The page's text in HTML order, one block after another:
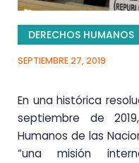
DERECHOS HUMANOS
SEPTIEMBRE 27, 2019
En una histórica
septiembre de
Humanos de las
“una misión